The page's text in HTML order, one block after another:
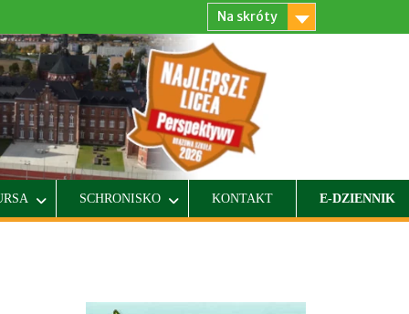
Na skróty
SCHRONISKO KONTAKT E-DZIENNIK